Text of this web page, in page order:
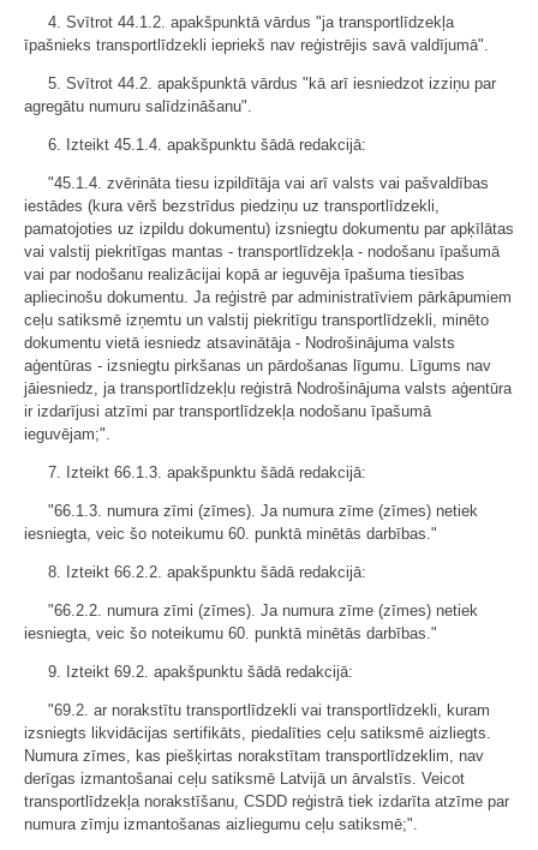
4. Svītrot 44.1.2. apakšpunktā vārdus "ja transportlīdzekļa
īpašnieks transportlīdzekli iepriekš nav reģistrējis savā valdījumā".
5. Svītrot 44.2. apakšpunktā vārdus "kā arī iesniedzot izziņu par
agregātu numuru salīdzināšanu".
6. Izteikt 45.1.4. apakšpunktu šādā redakcijā:
"45.1.4. zvērināta tiesu izpildītāja vai arī valsts vai pašvaldības
iestādes (kura vērš bezstrīdus piedziņu uz transportlīdzekli,
pamatojoties uz izpildu dokumentu) izsniegtu dokumentu par apķīlātas
vai valstij piekritīgas mantas - transportlīdzekļa - nodošanu īpašumā
vai par nodošanu realizācijai kopā ar ieguvēja īpašuma tiesības
apliecinošu dokumentu. Ja reģistrē par administratīviem pārkāpumiem
ceļu satiksmē izņemtu un valstij piekritīgu transportlīdzekli, minēto
dokumentu vietā iesniedz atsavinātāja - Nodrošinājuma valsts
aģentūras - izsniegtu pirkšanas un pārdošanas līgumu. Līgums nav
jāiesniedz, ja transportlīdzekļu reģistrā Nodrošinājuma valsts aģentūra
ir izdarījusi atzīmi par transportlīdzekļa nodošanu īpašumā
ieguvējam;".
7. Izteikt 66.1.3. apakšpunktu šādā redakcijā:
"66.1.3. numura zīmi (zīmes). Ja numura zīme (zīmes) netiek
iesniegta, veic šo noteikumu 60. punktā minētās darbības."
8. Izteikt 66.2.2. apakšpunktu šādā redakcijā:
"66.2.2. numura zīmi (zīmes). Ja numura zīme (zīmes) netiek
iesniegta, veic šo noteikumu 60. punktā minētās darbības."
9. Izteikt 69.2. apakšpunktu šādā redakcijā:
"69.2. ar norakstītu transportlīdzekli vai transportlīdzekli, kuram
izsniegts likvidācijas sertifikāts, piedalīties ceļu satiksmē aizliegts.
Numura zīmes, kas piešķirtas norakstītam transportlīdzeklim, nav
derīgas izmantošanai ceļu satiksmē Latvijā un ārvalstīs. Veicot
transportlīdzekļa norakstīšanu, CSDD reģistrā tiek izdarīta atzīme par
numura zīmju izmantošanas aizliegumu ceļu satiksmē;".